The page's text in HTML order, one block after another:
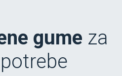
gume za